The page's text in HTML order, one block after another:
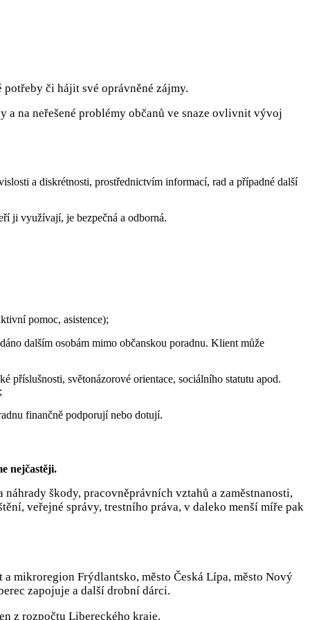
či hájit své oprávněné zájmy.
a na neřešené problémy občanů ve snaze ovlivnit vývoj
a diskrétnosti, prostřednictvím informací, rad a případné další
ji využívají, je bezpečná a odborná.
pomoc, asistence);
dalším osobám mimo občanskou poradnu. Klient může
příslušnosti, světonázorové orientace, sociálního statutu apod.
finančně podporují nebo dotují.
nejčastěji.
škody, pracovněprávních vztahů a zaměstnanosti,
veřejné správy, trestního práva, v daleko menší míře pak
mikroregion Frýdlantsko, město Česká Lípa, město Nový
zapojuje a další drobní dárci.
z rozpočtu Libereckého kraje.